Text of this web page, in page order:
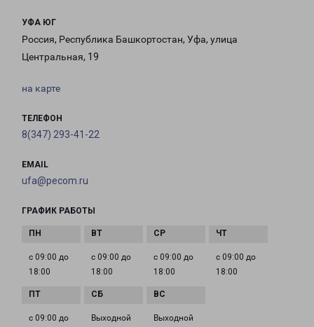
УФА ЮГ
Россия, Республика Башкортостан, Уфа, улица
Центральная, 19
на карте
ТЕЛЕФОН
8(347) 293-41-22
EMAIL
ufa@pecom.ru
ГРАФИК РАБОТЫ
с 09:00 до
18:00
с 09:00 до
18:00
с 09:00 до
18:00
с 09:00 до
18:00
с 09:00 до
Выходной Выходной